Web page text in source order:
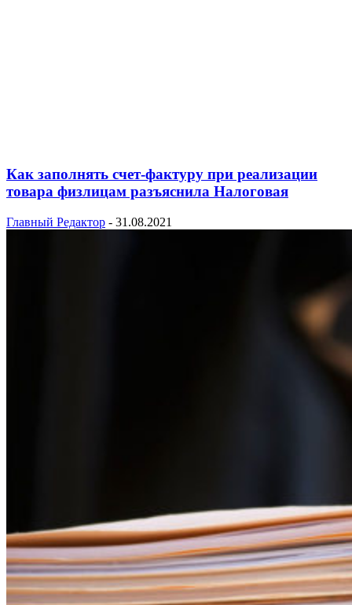
Как заполнять счет-фактуру при реализации
товара физлицам разъяснила Налоговая
Главный Редактор - 31.08.2021